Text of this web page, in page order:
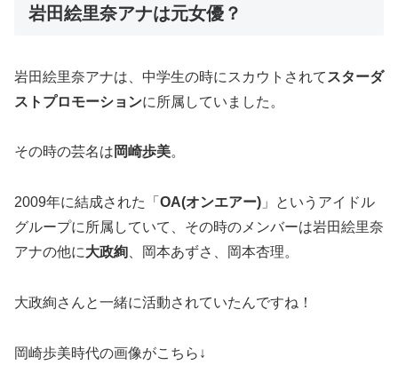
岩田絵里奈アナは元女優？
岩田絵里奈アナは、中学生の時にスカウトされて スターダ
ストプロモーションに所属していました。
その時の芸名は 岡崎歩美。
2009年に結成された「 OA(オンエアー) 」というアイドル
グループに所属していて、その時のメンバーは岩田絵里奈
アナの他に大政絢 、岡本あずさ、岡本杏理。
大政絢さんと一緒に活動されていたんですね！
岡崎歩美時代の画像がこちら↓